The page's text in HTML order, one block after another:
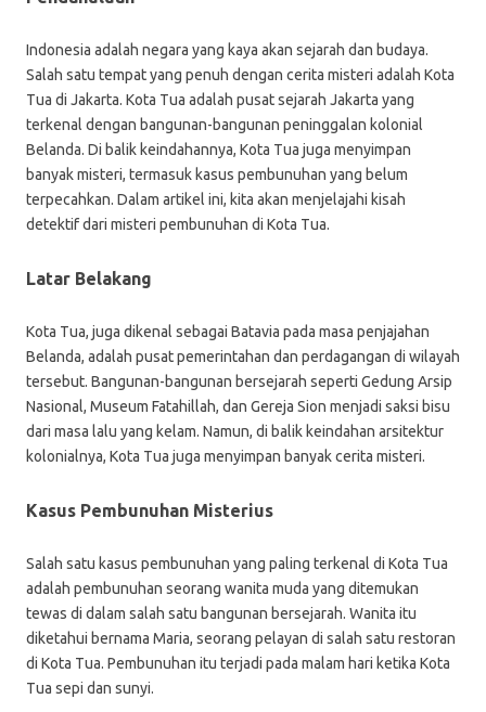
Indonesia adalah negara yang kaya akan sejarah dan budaya.
Salah satu tempat yang penuh dengan cerita misteri adalah Kota
Tua di Jakarta. Kota Tua adalah pusat sejarah Jakarta yang
terkenal dengan bangunan-bangunan peninggalan kolonial
Belanda. Di balik keindahannya, Kota Tua juga menyimpan
banyak misteri, termasuk kasus pembunuhan yang belum
terpecahkan. Dalam artikel ini, kita akan menjelajahi kisah
detektif dari misteri pembunuhan di Kota Tua.
Latar Belakang
Kota Tua, juga dikenal sebagai Batavia pada masa penjajahan
Belanda, adalah pusat pemerintahan dan perdagangan di wilayah
tersebut. Bangunan-bangunan bersejarah seperti Gedung Arsip
Nasional, Museum Fatahillah, dan Gereja Sion menjadi saksi bisu
dari masa lalu yang kelam. Namun, di balik keindahan arsitektur
kolonialnya, Kota Tua juga menyimpan banyak cerita misteri.
Kasus Pembunuhan Misterius
Salah satu kasus pembunuhan yang paling terkenal di Kota Tua
adalah pembunuhan seorang wanita muda yang ditemukan
tewas di dalam salah satu bangunan bersejarah. Wanita itu
diketahui bernama Maria, seorang pelayan di salah satu restoran
di Kota Tua. Pembunuhan itu terjadi pada malam hari ketika Kota
Tua sepi dan sunyi.